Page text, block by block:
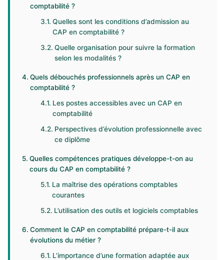
comptabilité ?
Quelles sont les conditions d’admission au
CAP en comptabilité ?
Quelle organisation pour suivre la formation
selon les modalités ?
Quels débouchés professionnels après un CAP en
comptabilité ?
Les postes accessibles avec un CAP en
comptabilité
Perspectives d’évolution professionnelle avec
ce diplôme
Quelles compétences pratiques développe-t-on au
cours du CAP en comptabilité ?
La maîtrise des opérations comptables
courantes
L’utilisation des outils et logiciels comptables
Comment le CAP en comptabilité prépare-t-il aux
évolutions du métier ?
L’importance d’une formation adaptée aux